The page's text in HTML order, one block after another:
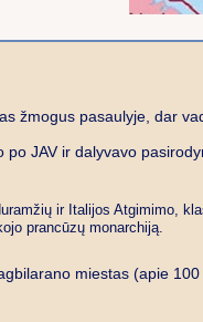
žmogus pasaulyje, dar
JAV ir dalyvavo
ir Italijos Atgimimo,
prancūzų monarchiją.
miestas (apie